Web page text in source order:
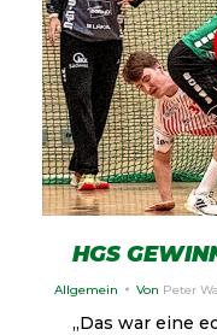
HGS
Allgemein Von Peter
„Das war eine